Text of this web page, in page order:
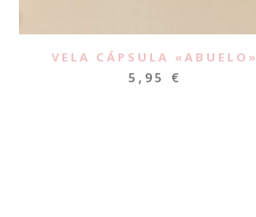
VELA CÁPSULA «ABUELO»
5,95 €